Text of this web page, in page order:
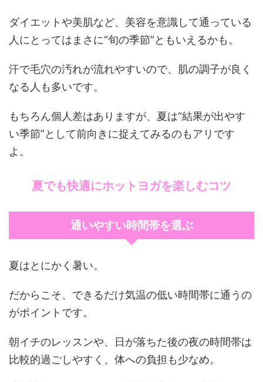
ダイエットや美肌など、美容を意識して通っている
人にとってはまさに“旬の季節”ともいえるかも。
汗で毛穴の汚れが流れやすいので、肌の調子が良く
なる人も多いです。
もちろん個人差はありますが、夏は“結果が出やす
い季節”として前向きに捉えてみるのもアリです
よ。
夏でも快適にホットヨガを楽しむコツ
通いやすい時間帯を選ぶ
夏はとにかく暑い。
だからこそ、できるだけ気温の低い時間帯に通うの
がポイントです。
朝イチのレッスンや、日が落ちた後の夜の時間帯は
比較的過ごしやすく、体への負担も少なめ。